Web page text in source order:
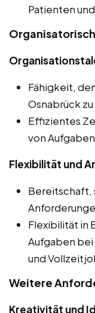
Patienten
Fähigkeit,
Osnabrück
Effizientes
von
Flexibilität und
Bereitschaft,
Flexibilität in
Aufgaben
und
Weitere
Kreativität und